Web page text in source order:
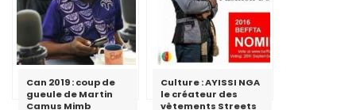
Can 2019 : coup de
gueule de Martin
Camus Mimb
Culture : AYISSI NGA
le créateur des
vêtements Streets